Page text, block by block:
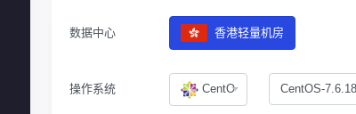
数据中心 香港轻量机房
操作系统 CentOS